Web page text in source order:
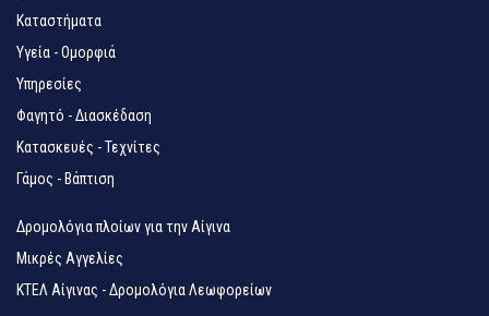
Καταστήματα
Υγεία - Ομορφιά
Υπηρεσίες
Φαγητό - Διασκέδαση
Κατασκευές - Τεχνίτες
Γάμος - Βάπτιση
Δρομολόγια πλοίων για την Αίγινα
Μικρές Αγγελίες
ΚΤΕΛ Αίγινας - Δρομολόγια Λεωφορείων